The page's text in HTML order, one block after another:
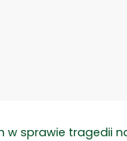
w sprawie tragedii